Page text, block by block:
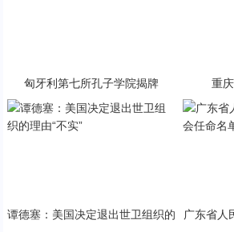
匈牙利第七所孔子学院揭牌 重
谭德塞：美国决定退出世卫组织的
广东省人